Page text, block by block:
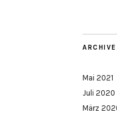
ARCHIVE
Mai 2021
Juli 2020
März